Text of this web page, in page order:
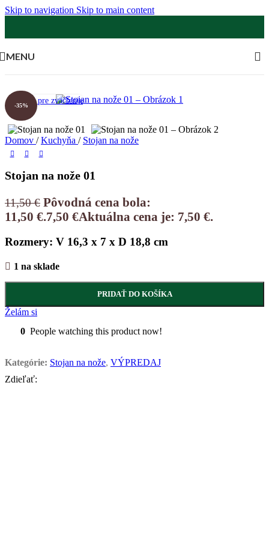
Skip to navigation Skip to main content
MENU
-35%
Klikni pre zväčšenie
Domov / Kuchyňa / Stojan na nože
Stojan na nože 01
11,50€ Pôvodná cena bola:
11,50 €.7,50 €Aktuálna cena je: 7,50 €.
Rozmery: V 16,3 x 7 x D 18,8 cm
1 na sklade
PRIDAŤ DO KOŠÍKA
Želám si
0 People watching this product now!
Kategórie: Stojan na nože, VÝPREDAJ
Zdieľať: